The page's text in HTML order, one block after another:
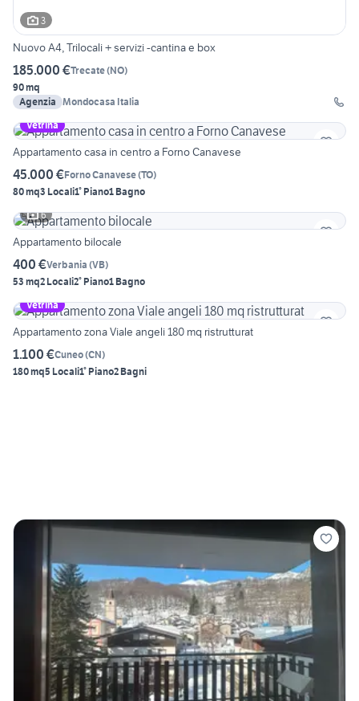
3
Nuovo A4, Trilocali + servizi -cantina e box
185.000 €Trecate(NO)
90 mq
Agenzia Mondocasa Italia
Vetrina
Appartamento casa in centro a Forno Canavese
45.000 €Forno Canavese(TO)
80 mq3 Locali1° Piano1 Bagno
6
Appartamento bilocale
400 €Verbania (VB)
53 mq2 Locali2° Piano1 Bagno
Vetrina
Appartamento zona Viale angeli 180 mq ristrutturat
1.100 €Cuneo(CN)
180 mq5 Locali1° Piano2 Bagni